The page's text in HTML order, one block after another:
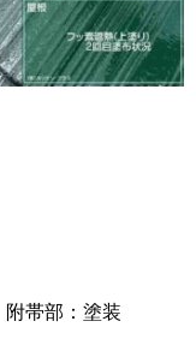
帯部：塗装